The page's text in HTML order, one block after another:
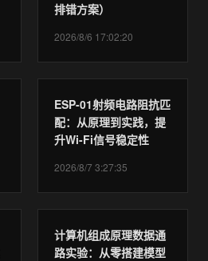
排错方案）
2026/8/6 17:02:20
ESP-01射频电路阻抗匹
配：从原理到实践，提
升Wi-Fi信号稳定性
2026/8/7 3:27:35
计算机组成原理数据通
路实验：从零搭建模型